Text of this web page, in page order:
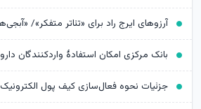
جزئیات نحوه فعال‌سازی کیف پول الکترونیک